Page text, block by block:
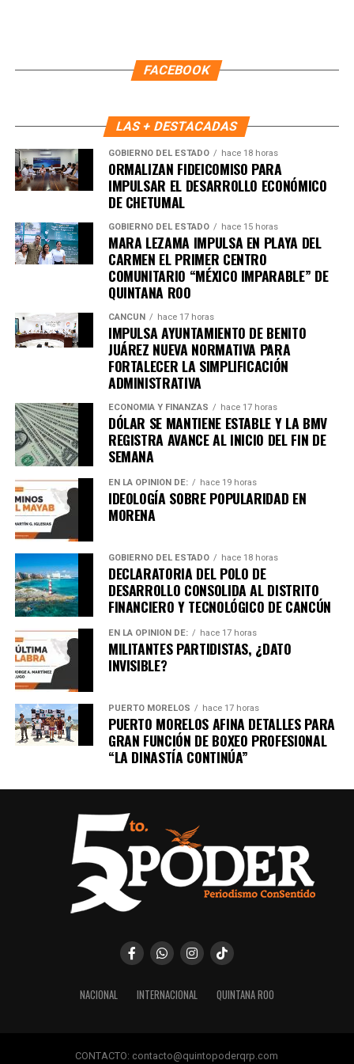
Recibe las noticias al instante
Únete al canal oficial de WhatsApp de
Quinto Poder y recibe las noticias más
importantes de Quintana Roo directamente
en tu teléfono.
Unirme al canal de WhatsApp
FACEBOOK
LAS + DESTACADAS
GOBIERNO DEL ESTADO hace 18 horas
ORMALIZAN FIDEICOMISO PARA
IMPULSAR EL DESARROLLO ECONÓMICO
DE CHETUMAL
GOBIERNO DEL ESTADO hace 15 horas
MARA LEZAMA IMPULSA EN PLAYA DEL
CARMEN EL PRIMER CENTRO
COMUNITARIO “MÉXICO IMPARABLE” DE
QUINTANA ROO
CANCÚN hace 17 horas
IMPULSA AYUNTAMIENTO DE BENITO
JUÁREZ NUEVA NORMATIVA PARA
FORTALECER LA SIMPLIFICACIÓN
ADMINISTRATIVA
ECONOMÍA Y FINANZAS hace 17 horas
DÓLAR SE MANTIENE ESTABLE Y LA BMV
REGISTRA AVANCE AL INICIO DEL FIN DE
SEMANA
EN LA OPINIÓN DE: hace 19 horas
IDEOLOGÍA SOBRE POPULARIDAD EN
MORENA
GOBIERNO DEL ESTADO hace 18 horas
DECLARATORIA DEL POLO DE
DESARROLLO CONSOLIDA AL DISTRITO
FINANCIERO Y TECNOLÓGICO DE CANCÚN
EN LA OPINIÓN DE: hace 17 horas
MILITANTES PARTIDISTAS, ¿DATO
INVISIBLE?
PUERTO MORELOS hace 17 horas
PUERTO MORELOS AFINA DETALLES PARA
GRAN FUNCIÓN DE BOXEO PROFESIONAL
“LA DINASTÍA CONTINÚA”
NACIONAL INTERNACIONAL QUINTANA ROO
CONTACTO: contacto@quintopoderqrp.com